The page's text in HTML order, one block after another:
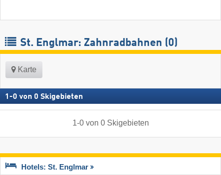
St. Englmar: Zahnradbahnen (0)
Karte
1 -0 von 0 Skigebieten
1-0von 0 Skigebieten
Hotels: St. Englmar